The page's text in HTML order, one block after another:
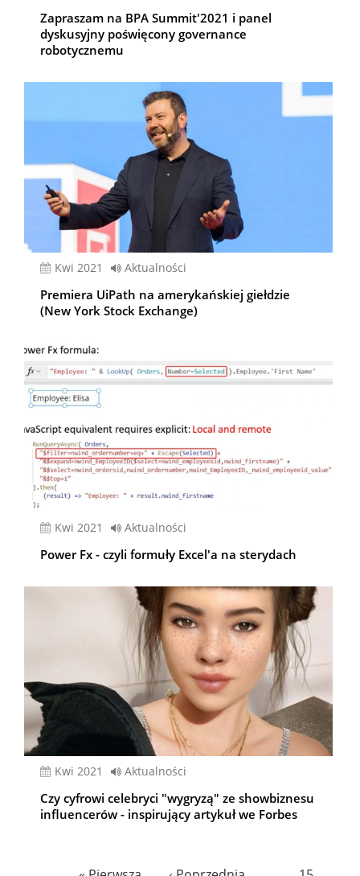
Zapraszam na BPA Summit'2021 i panel
dyskusyjny poświęcony governance
robotycznemu
kwi 2021 Aktualności
Premiera UiPath na amerykańskiej giełdzie
(New York Stock Exchange)
kwi 2021 Aktualności
Power Fx - czyli formuły Excel'a na sterydach
kwi 2021 Aktualności
Czy cyfrowi celebryci "wygryzą" ze showbiznesu
influencerów - inspirujący artykuł we Forbes